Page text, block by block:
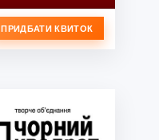
ПРИДБАТИ КВИТОК